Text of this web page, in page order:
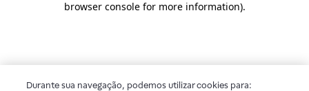
browser console for more information).
Durante sua navegação, podemos utilizar cookies para: